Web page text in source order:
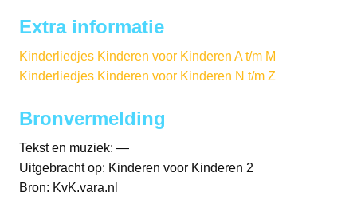
Extra informatie
Kinderliedjes Kinderen voor Kinderen A t/m M
Kinderliedjes Kinderen voor Kinderen N t/m Z
Bronvermelding
Tekst en muziek: —
Uitgebracht op: Kinderen voor Kinderen 2
Bron: KvK.vara.nl